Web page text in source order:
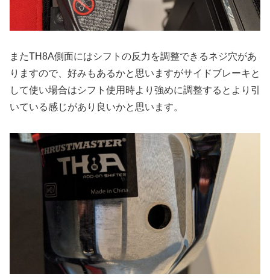
またTH8A側面にはシフトの反力を調整できるネジ穴があ
りますので、好みもあるかと思いますがサイドブレーキと
して使い場合はシフト使用時より強めに調整するとより引
いている感じがあり良いかと思います。